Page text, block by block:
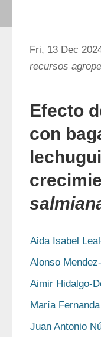
Fri, 13 Dec
recursos
Efecto
con
Aida Isabel
Alonso
Aimir Hidalgo-
María
Juan Antonio